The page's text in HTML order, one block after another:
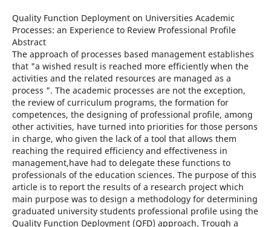
Quality Function Deployment on Universities Academic
Processes: an Experience to Review Professional Profile
Abstract
The approach of processes based management establishes
that "a wished result is reached more efficiently when the
activities and the related resources are managed as a
process ". The academic processes are not the exception,
the review of curriculum programs, the formation for
competences, the designing of professional profile, among
other activities, have turned into priorities for those persons
in charge, who given the lack of a tool that allows them
reaching the required efficiency and effectiveness in
management,have had to delegate these functions to
professionals of the education sciences. The purpose of this
article is to report the results of a research project which
main purpose was to design a methodology for determining
graduated university students professional profile using the
Quality Function Deployment (QFD) approach. Trough a